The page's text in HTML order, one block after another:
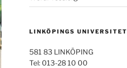
LINKÖPINGS UNIVERSITET
581 83 LINKÖPING
Tel: 013-28 10 00